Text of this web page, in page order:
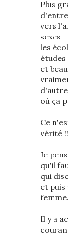
Plus
vers
sexes
les
études
et
où ça
Ce
vérité !!
Je
qu'il
qui
et puis
femme.
Il y a